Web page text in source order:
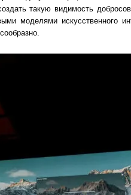
такую видимость
моделями искусственного